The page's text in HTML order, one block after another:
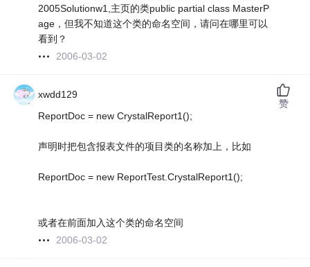
2005Solutionw1,主页的类public partial class MasterP
age，但我不知道这个类的命名空间，请问在哪里可以
看到？
2006-03-02
xwdd129
ReportDoc = new CrystalReport1();
声明时把包含报表文件的项目类的名称加上，比如
ReportDoc = new ReportTest.CrystalReport1();
或者在前面加入这个类的命名空间
2006-03-02
赞